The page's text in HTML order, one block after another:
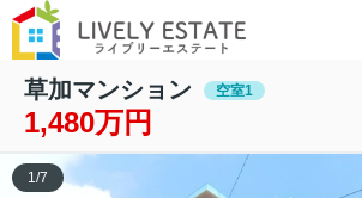
草加マンション 空室1
1,480万円
1/7